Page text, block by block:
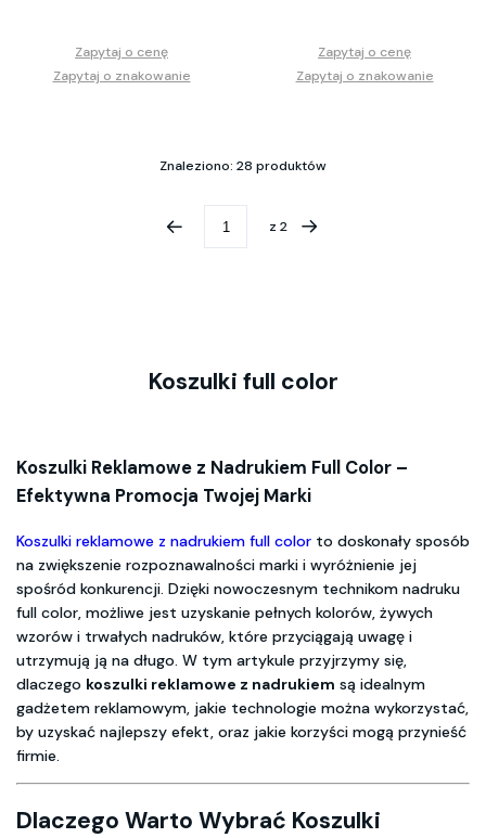
Zapytaj o cenę
Zapytaj o znakowanie
Zapytaj o cenę
Zapytaj o znakowanie
Znaleziono: 28 produktów
z 2
Koszulki full color
Koszulki Reklamowe z Nadrukiem Full Color –
Efektywna Promocja Twojej Marki
Koszulki reklamowe z nadrukiem full color to doskonały sposób
na zwiększenie rozpoznawalności marki i wyróżnienie jej
spośród konkurencji. Dzięki nowoczesnym technikom nadruku
full color, możliwe jest uzyskanie pełnych kolorów, żywych
wzorów i trwałych nadruków, które przyciągają uwagę i
utrzymują ją na długo. W tym artykule przyjrzymy się,
dlaczego koszulki reklamowe z nadrukiem są idealnym
gadżetem reklamowym, jakie technologie można wykorzystać,
by uzyskać najlepszy efekt, oraz jakie korzyści mogą przynieść
firmie.
Dlaczego Warto Wybrać Koszulki